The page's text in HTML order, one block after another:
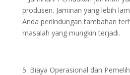
produsen. Jaminan yang lebih
Anda perlindungan tambahan
masalah yang mungkin terjadi.
Biaya Operasional dan